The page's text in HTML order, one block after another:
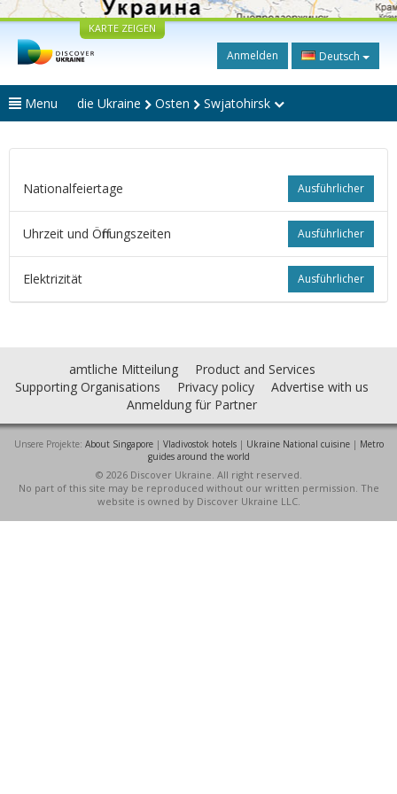
KARTE ZEIGEN
Anmelden Deutsch
Menu die Ukraine Osten Swjatohirsk
Ausführlicher
Nationalfeiertage
Ausführlicher
Uhrzeit und Öffnungszeiten
Ausführlicher
Elektrizität
amtliche Mitteilung
Product and Services
Supporting Organisations
Privacy policy
Advertise with us
Anmeldung für Partner
Unsere Projekte: About Singapore| Vladivostok hotels| Ukraine National cuisine| Metro
guides around the world
© 2026 Discover Ukraine. All right reserved.
No part of this site may be reproduced without our written permission. The
website is owned by Discover Ukraine LLC.